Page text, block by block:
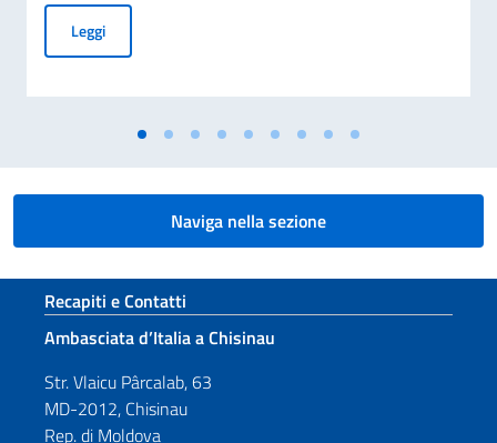
LeggiCommemorazione del 70° anniversario della tragedia di
Naviga nella sezione
Sezione footer
Recapiti e Contatti
Ambasciata d’Italia a Chisinau
Str. Vlaicu Pârcalab, 63
MD-2012, Chisinau
Rep. di Moldova